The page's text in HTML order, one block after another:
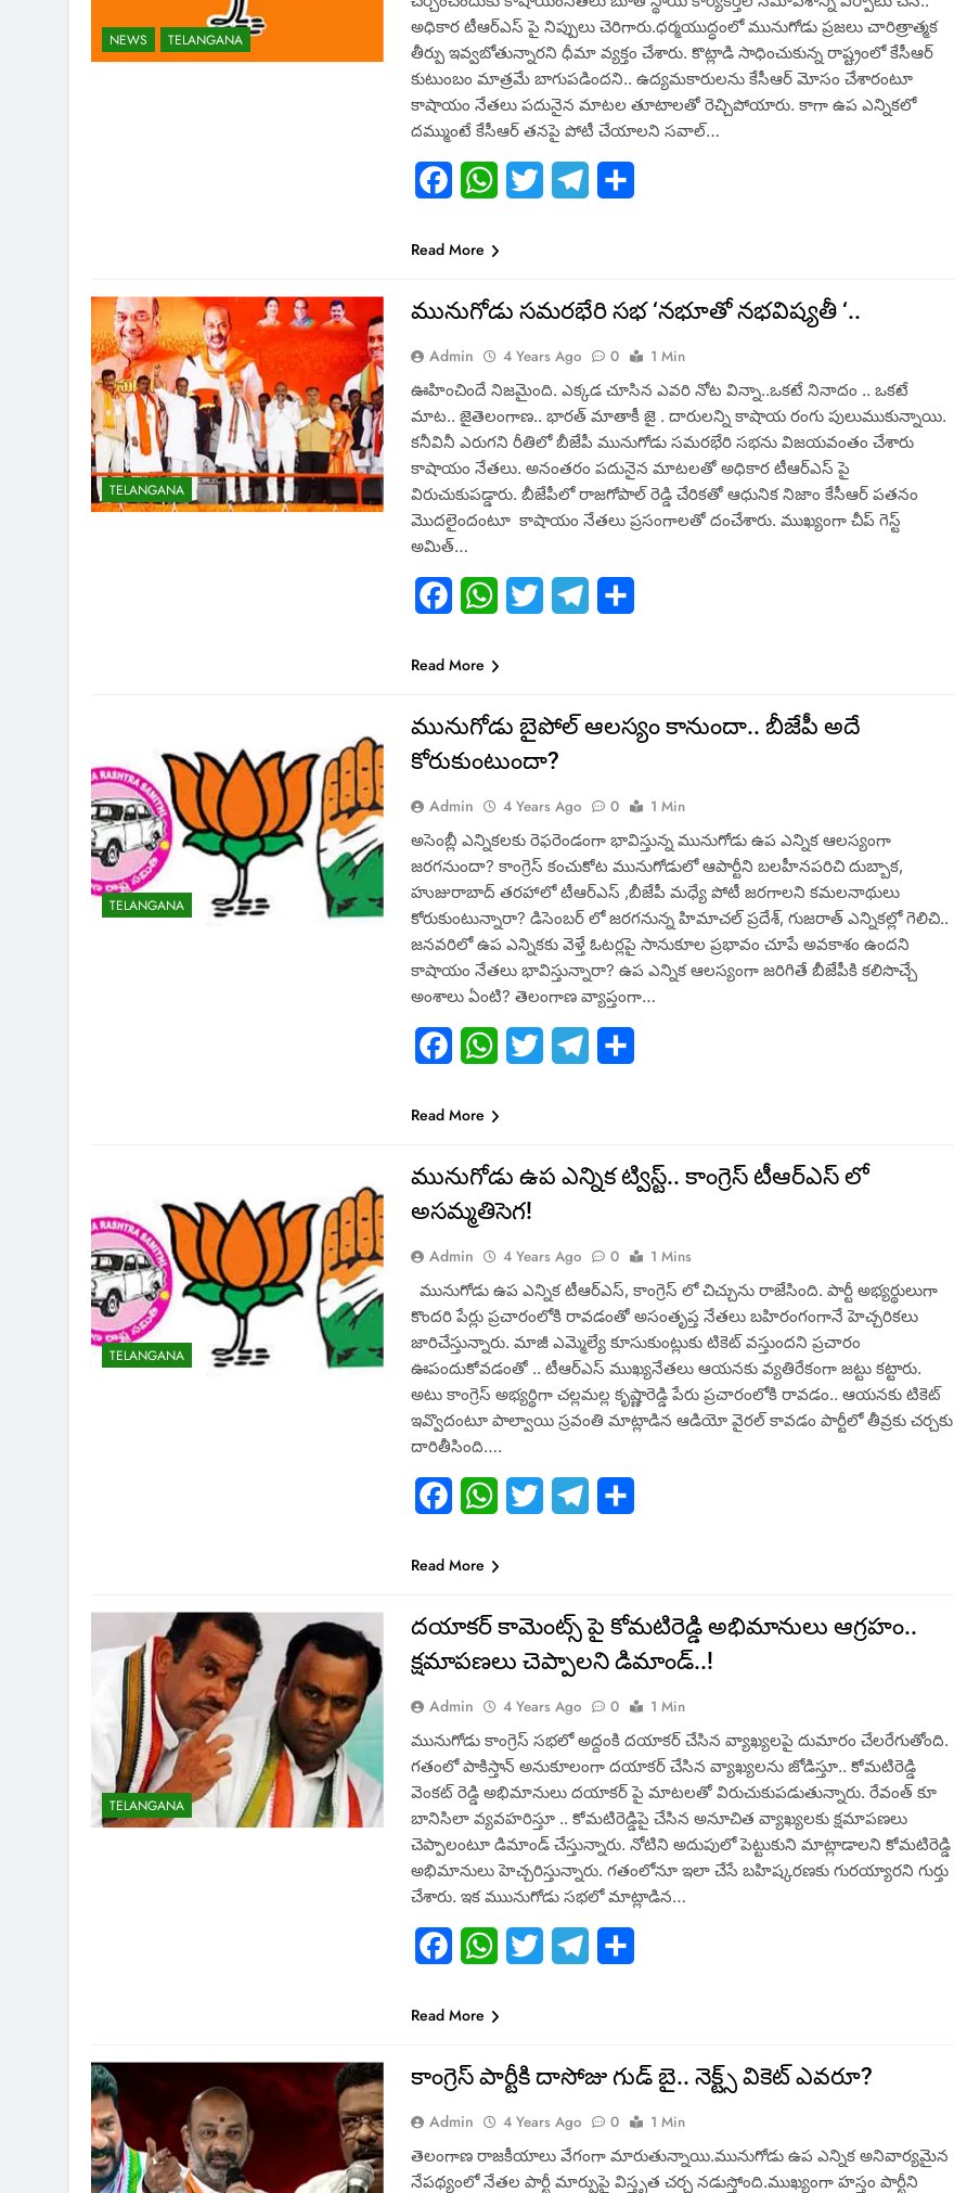
NEWS TELANGANA
అధికార టీఆర్ఎస్ పై నిప్పులు చెరిగారు.ధర్మయుద్ధంలో మునుగోడు ప్రజలు చారిత్రాత్మక
తీర్పు ఇవ్వబోతున్నారని ధీమా వ్యక్తం చేశారు. కొట్లాడి సాధించుకున్న రాష్ట్రంలో కేసీఆర్
కుటుంబం మాత్రమే బాగుపడిందని.. ఉద్యమకారులను కేసీఆర్ మోసం చేశారంటూ
కాషాయం నేతలు పదునైన మాటల తూటాలతో రెచ్చిపోయారు. కాగా ఉప ఎన్నికలో
దమ్ముంటే కేసీఆర్ తనపై పోటీ చేయాలని సవాల్…
FacebookWhatsApp
Twitter Telegram
Read More
TELANGANA
మునుగోడు సమరభేరి సభ ‘నభూతో నభవిష్యతీ ‘..
Admin 4 Years Ago 0
1 Min
ఊహించిందే నిజమైంది. ఎక్కడ చూసిన ఎవరి నోట విన్నా..ఒకటే నినాదం .. ఒకటే
మాట.. జైతెలంగాణ.. భారత్ మాతాకీ జై . దారులన్ని కాషాయ రంగు పులుముకున్నాయి.
కనీవినీ ఎరుగని రీతిలో బీజేపీ మునుగోడు సమరభేరి సభను విజయవంతం చేశారు
కాషాయం నేతలు. అనంతరం పదునైన మాటలతో అధికార టీఆర్ఎస్ పై
విరుచుకుపడ్డారు. బీజేపీలో రాజగోపాల్ రెడ్డి చేరికతో ఆధునిక నిజాం కేసీఆర్ పతనం
మొదలైందంటూ కాషాయం నేతలు ప్రసంగాలతో దంచేశారు. ముఖ్యంగా చీప్ గెస్ట్
అమిత్…
FacebookWhatsApp
Twitter Telegram
Read More
TELANGANA
మునుగోడు బైపోల్ ఆలస్యం కానుందా.. బీజేపీ అదే
కోరుకుంటుందా?
Admin 4 Years Ago 0
1 Min
అసెంబ్లీ ఎన్నికలకు రెఫరెండంగా భావిస్తున్న మునుగోడు ఉప ఎన్నిక ఆలస్యంగా
జరగనుందా? కాంగ్రెస్ కంచుకోట మునుగోడులో ఆపార్టీని బలహీనపరిచి దుబ్బాక,
హుజురాబాద్ తరహాలో టీఆర్ఎస్ ,బీజేపీ మధ్యే పోటీ జరగాలని కమలనాథులు
కోరుకుంటున్నారా? డిసెంబర్ లో జరగనున్న హిమాచల్ ప్రదేశ్‌, గుజరాత్ ఎన్నికల్లో గెలిచి..
జనవరిలో ఉప ఎన్నికకు వెళ్తే ఓటర్లపై సానుకూల ప్రభావం చూపే అవకాశం ఉందని
కాషాయం నేతలు భావిస్తున్నారా? ఉప ఎన్నిక ఆలస్యంగా జరిగితే బీజేపీకి కలిసొచ్చే
అంశాలు ఏంటి? తెలంగాణ వ్యాప్తంగా…
FacebookWhatsApp
Twitter Telegram
Read More
TELANGANA
మునుగోడు ఉప ఎన్నిక ట్విస్ట్.. కాంగ్రెస్ టీఆర్ఎస్ లో
అసమ్మతిసెగ!
Admin 4 Years Ago 0
1 Mins
మునుగోడు ఉప ఎన్నిక టీఆర్ఎస్, కాంగ్రెస్ లో చిచ్చును రాజేసింది. పార్టీ అభ్యర్థులుగా
కొందరి పేర్లు ప్రచారంలోకి రావడంతో అసంతృప్త నేతలు బహిరంగంగానే హెచ్చరికలు
జారిచేస్తున్నారు. మాజీ ఎమ్మెల్యే కూసుకుంట్లుకు టికెట్ వస్తుందని ప్రచారం
ఊపందుకోవడంతో .. టీఆర్ఎస్ ముఖ్యనేతలు ఆయనకు వ్యతిరేకంగా జట్టు కట్టారు.
అటు కాంగ్రెస్ అభ్యర్థిగా చల్లమల్ల కృష్ణారెడ్డి పేరు ప్రచారంలోకి రావడం.. ఆయనకు టికెట్
ఇవ్వొదంటూ పాల్వాయి స్రవంతి మాట్లాడిన ఆడియో వైరల్ కావడం పార్టీలో తీవ్రకు చర్చకు
దారితీసింది….
FacebookWhatsApp
Twitter Telegram
Read More
TELANGANA
దయాకర్ కామెంట్స్ పై కోమటిరెడ్డి అభిమానులు ఆగ్రహం..
క్షమాపణలు చెప్పాలని డిమాండ్..!
Admin 4 Years Ago 0
1 Min
మునుగోడు కాంగ్రెస్ సభలో అద్దంకి దయాకర్ చేసిన వ్యాఖ్యలపై దుమారం చేలరేగుతోంది.
గతంలో పాకిస్తాన్ అనుకూలంగా దయాకర్ చేసిన వ్యాఖ్యలను జోడిస్తూ.. కోమటిరెడ్డి
వెంకట్ రెడ్డి అభిమానులు దయాకర్ పై మాటలతో విరుచుకుపడుతున్నారు. రేవంత్ కూ
బానిసిలా వ్యవహరిస్తూ .. కోమటిరెడ్డిపై చేసిన అనూచిత వ్యాఖ్యలకు క్షమాపణలు
చెప్పాలంటూ డిమాండ్ చేస్తున్నారు. నోటిని అదుపులో పెట్టుకుని మాట్లాడాలని కోమటిరెడ్డి
అభిమానులు హెచ్చరిస్తున్నారు. గతంలోనూ ఇలా చేసే బహిష్కరణకు గురయ్యారని గుర్తు
చేశారు. ఇక ముునుగోడు సభలో మాట్లాడిన…
FacebookWhatsApp
Twitter Telegram
Read More
కాంగ్రెస్ పార్టీకి దాసోజు గుడ్ బై.. నెక్ట్స్ వికెట్ ఎవరూ?
Admin 4 Years Ago 0
1 Min
తెలంగాణ రాజకీయాలు వేగంగా మారుతున్నాయి.మునుగోడు ఉప ఎన్నిక అనివార్యమైన
నేపథ్యంలో నేతల పార్టీ మార్పుపై విస్తృత చర్చ నడుస్తోంది.ముఖ్యంగా హస్తం పార్టీని